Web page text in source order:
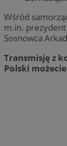
Wśród
m.in.
Sosnowca
Transmisję z
Polski